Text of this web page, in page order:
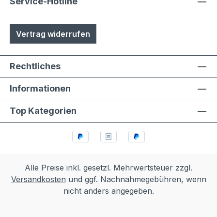
Vertrag widerrufen
Rechtliches
Informationen
Top Kategorien
Alle Preise inkl. gesetzl. Mehrwertsteuer zzgl.
Versandkosten und ggf. Nachnahmegebühren, wenn
nicht anders angegeben.